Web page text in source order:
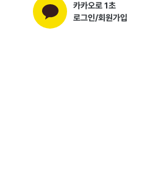
카카오로 1초
로그인/회원가입